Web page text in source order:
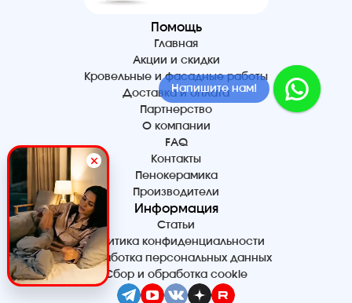
Помощь
Главная
Акции и скидки
Кровельные и фасадные работы
Доставка и оплата
Партнерство
О компании
FAQ
Контакты
Пенокерамика
Производители
Информация
Статьи
Политика конфиденциальности
Обработка персональных данных
Сбор и обработка cookie
Напишите нам!